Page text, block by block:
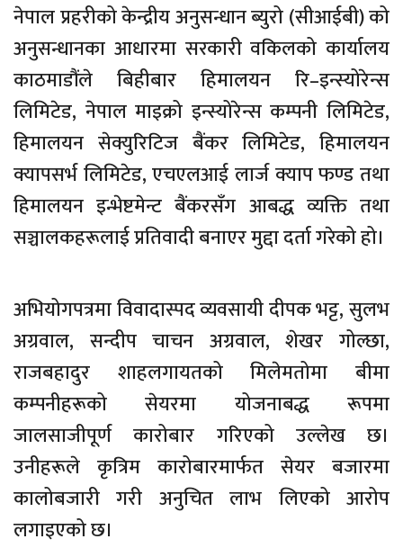
नेपाल प्रहरीको केन्द्रीय अनुसन्धान ब्युरो (सीआईबी) को
अनुसन्धानका आधारमा सरकारी वकिलको कार्यालय
काठमाडौंले बिहीबार हिमालयन रि–इन्स्योरेन्स
लिमिटेड, नेपाल माइक्रो इन्स्योरेन्स कम्पनी लिमिटेड,
हिमालयन सेक्युरिटिज बैंकर लिमिटेड, हिमालयन
क्यापसर्भ लिमिटेड, एचएलआई लार्ज क्याप फण्ड तथा
हिमालयन इन्भेष्टमेन्ट बैंकरसँग आबद्ध व्यक्ति तथा
सञ्चालकहरूलाई प्रतिवादी बनाएर मुद्दा दर्ता गरेको हो।
अभियोगपत्रमा विवादास्पद व्यवसायी दीपक भट्ट, सुलभ
अग्रवाल, सन्दीप चाचन अग्रवाल, शेखर गोल्छा,
राजबहादुर शाहलगायतको मिलेमतोमा बीमा
कम्पनीहरूको सेयरमा योजनाबद्ध रूपमा
जालसाजीपूर्ण कारोबार गरिएको उल्लेख छ।
उनीहरूले कृत्रिम कारोबारमार्फत सेयर बजारमा
कालोबजारी गरी अनुचित लाभ लिएको आरोप
लगाइएको छ।